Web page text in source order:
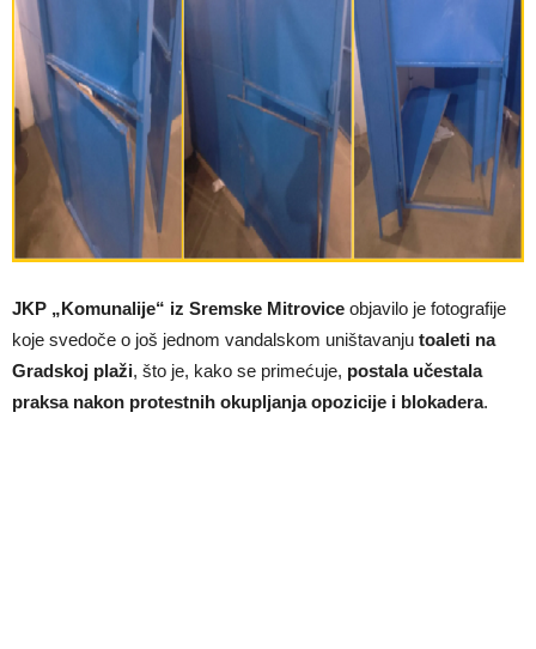
JKP „Komunalije“ iz Sremske Mitrovice objavilo je fotografije
koje svedoče o još jednom vandalskom uništavanju toaleti na
Gradskoj plaži, što je, kako se primećuje, postala učestala
praksa nakon protestnih okupljanja opozicije i blokadera.